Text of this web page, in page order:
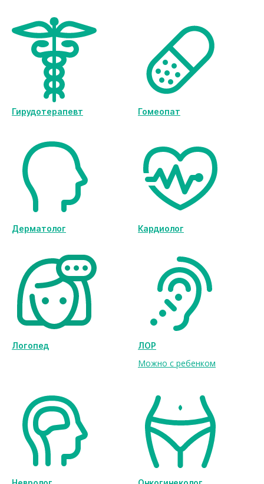
Гирудотерапевт Гомеопат
Дерматолог Кардиолог
Логопед ЛОР
Можно с ребенком